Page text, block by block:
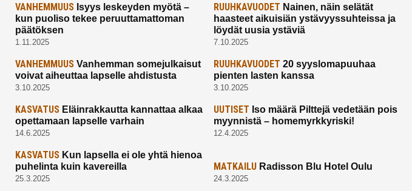
VANHEMMUUS Isyys leskeyden myötä –
kun puoliso tekee peruuttamattoman
päätöksen
1.11.2025
RUUHKAVUODET Nainen, näin selätät
haasteet aikuisiän ystävyyssuhteissa ja
löydät uusia ystäviä
7.10.2025
VANHEMMUUS Vanhemman somejulkaisut
voivat aiheuttaa lapselle ahdistusta
3.10.2025
RUUHKAVUODET 20 syyslomapuuhaa
pienten lasten kanssa
3.10.2025
KASVATUS Eläinrakkautta kannattaa alkaa
opettamaan lapselle varhain
14.6.2025
UUTISET Iso määrä Pilttejä vedetään pois
myynnistä – homemyrkkyriski!
12.4.2025
KASVATUS Kun lapsella ei ole yhtä hienoa
puhelinta kuin kavereilla
25.3.2025
MATKAILU Radisson Blu Hotel Oulu
24.3.2025